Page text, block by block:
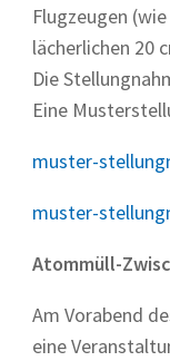
Flugzeugen
lächerlichen 20
Die
Eine
muster-
muster-
Atommüll-
Am Vorabend
eine